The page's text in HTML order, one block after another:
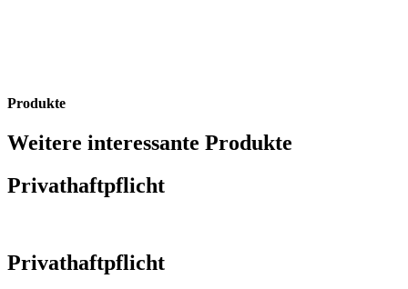
Produkte
Weitere interessante Produkte
Privathaftpflicht
Privathaftpflicht